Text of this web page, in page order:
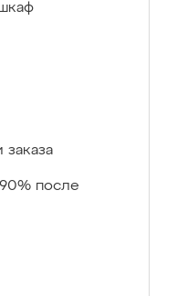
заказа
после